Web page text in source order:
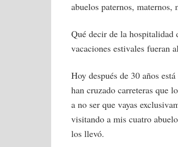
abuelos paternos,
Qué decir de la hospitalidad
vacaciones estivales fueran
Hoy después de 30 años
han cruzado carreteras que
a no ser que vayas
visitando a mis cuatro
los llevó.